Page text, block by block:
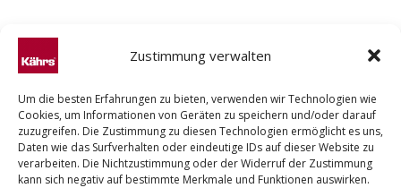
Zustimmung verwalten
Um die besten Erfahrungen zu bieten, verwenden wir Technologien wie
Cookies, um Informationen von Geräten zu speichern und/oder darauf
zuzugreifen. Die Zustimmung zu diesen Technologien ermöglicht es uns,
Daten wie das Surfverhalten oder eindeutige IDs auf dieser Website zu
verarbeiten. Die Nichtzustimmung oder der Widerruf der Zustimmung
kann sich negativ auf bestimmte Merkmale und Funktionen auswirken.
Datenschutzerklärung (EU)
Allgemeine Bedingungen
Cookie Policy (EU)